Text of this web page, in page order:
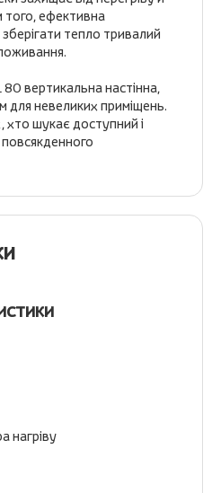
того, ефективна
тепло тривалий
вертикальна настінна,
для невеликих приміщень.
хто шукає доступний і
повсякденного
нагріву